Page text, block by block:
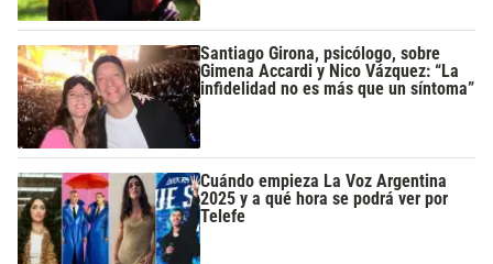
Santiago Girona, psicólogo, sobre
Gimena Accardi y Nico Vázquez: “La
infidelidad no es más que un síntoma”
Cuándo empieza La Voz Argentina
2025 y a qué hora se podrá ver por
Telefe